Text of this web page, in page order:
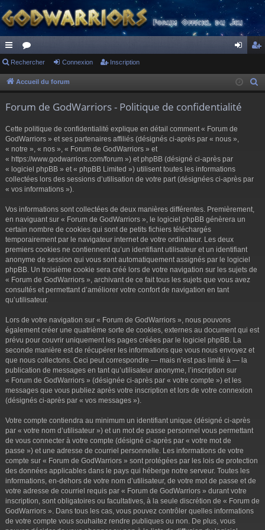
ac
co
s
or
u ne cri
Rechercher Connexion Inscription
Accueil du forum
Forum de GodWarriors - Politique de confidentialité
Cette politique de confidentialité explique en détail comment « Forum de
GodWarriors » et ses partenaires affiliés (désignés ci-après par « nous »,
« notre », « nos », « Forum de GodWarriors » et
« https://www.godwarriors.com/forum ») et phpBB (désigné ci-après par
« logiciel phpBB » et « phpBB Limited ») utilisent toutes les informations
collectées lors des sessions d’utilisation de votre part (désignées ci-après par
« vos informations »).
Vos informations sont collectées de deux manières différentes. Premièrement,
en naviguant sur « Forum de GodWarriors », le logiciel phpBB génèrera un
certain nombre de cookies qui sont de petits fichiers téléchargés
temporairement par le navigateur internet de votre ordinateur. Les deux
premiers cookies ne contiennent qu’un identifiant utilisateur et un identifiant
anonyme de session qui vous sont automatiquement assignés par le logiciel
phpBB. Un troisième cookie sera créé lors de votre navigation sur les sujets de
« Forum de GodWarriors », archivant de ce fait tous les sujets que vous avez
consultés et permettant d’améliorer votre confort de navigation en tant
qu’utilisateur.
Lors de votre navigation sur « Forum de GodWarriors », nous pouvons
également créer une quatrième sorte de cookies, externes au document qui est
prévu pour couvrir uniquement les pages créées par le logiciel phpBB. La
seconde manière est de récupérer les informations que vous nous envoyez et
que nous collectons. Ceci peut correspondre — mais n’est pas limité à — la
publication de messages en tant qu’utilisateur anonyme, l’inscription sur
« Forum de GodWarriors » (désignée ci-après par « votre compte ») et les
messages que vous publiez après votre inscription et lors de votre connexion
(désignés ci-après par « vos messages »).
Votre compte contiendra au minimum un identifiant unique (désigné ci-après
par « votre nom d’utilisateur ») et un mot de passe personnel vous permettant
de vous connecter à votre compte (désigné ci-après par « votre mot de
passe ») et une adresse de courriel personnelle. Les informations de votre
compte sur « Forum de GodWarriors » sont protégées par les lois de protection
des données applicables dans le pays qui héberge notre serveur. Toutes les
informations, en-dehors de votre nom d’utilisateur, de votre mot de passe et de
votre adresse de courriel requis par « Forum de GodWarriors » durant votre
inscription, sont obligatoires ou facultatives, à la seule discrétion de « Forum de
GodWarriors ». Dans tous les cas, vous pouvez contrôler quelles informations
de votre compte vous souhaitez rendre publiques ou non. De plus, vous